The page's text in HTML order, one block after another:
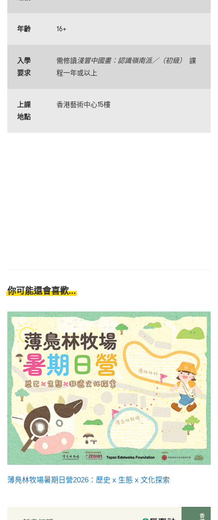
年齡 16+
入學
要求
需修讀淺嘗中國畫： 認識嶺南派／（初級） 課
程一年或以上
上課
地點
香港藝術中心15樓
你可能還會喜歡...
薄鳧林牧場暑期日營2026：歷史 x 生態 x 文化探索